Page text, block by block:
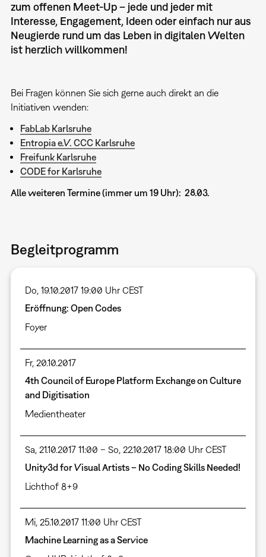
zum offenen Meet-Up – jede und jeder mit
Interesse, Engagement, Ideen oder einfach nur aus
Neugierde rund um das Leben in digitalen Welten
ist herzlich willkommen!
Bei Fragen können Sie sich gerne auch direkt an die
Initiativen wenden:
FabLab Karlsruhe
Entropia e.V. CCC Karlsruhe
Freifunk Karlsruhe
CODE for Karlsruhe
Alle weiteren Termine (immer um 19 Uhr): 28.03.
Begleitprogramm
Do, 19.10.2017 19:00 Uhr CEST
Eröffnung: Open Codes
Foyer
Fr, 20.10.2017
4th Council of Europe Platform Exchange on Culture
and Digitisation
Medientheater
Sa, 21.10.2017 11:00 – So, 22.10.2017 18:00 Uhr CEST
Unity3d for Visual Artists – No Coding Skills Needed!
Lichthof 8+9
Mi, 25.10.2017 11:00 Uhr CEST
Machine Learning as a Service